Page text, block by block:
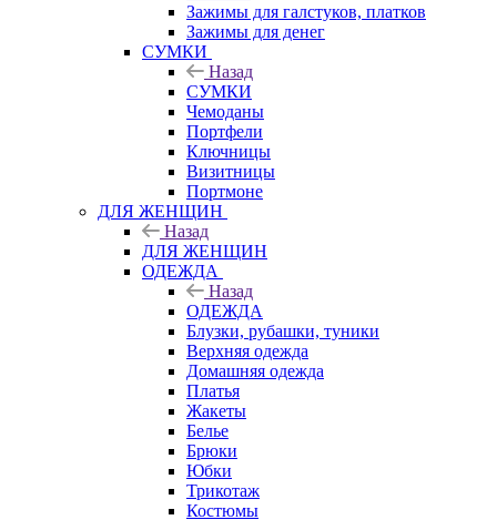
Зажимы для галстуков, платков
Зажимы для денег
СУМКИ
Назад
СУМКИ
Чемоданы
Портфели
Ключницы
Визитницы
Портмоне
ДЛЯ ЖЕНЩИН
Назад
ДЛЯ ЖЕНЩИН
ОДЕЖДА
Назад
ОДЕЖДА
Блузки, рубашки, туники
Верхняя одежда
Домашняя одежда
Платья
Жакеты
Белье
Брюки
Юбки
Трикотаж
Костюмы